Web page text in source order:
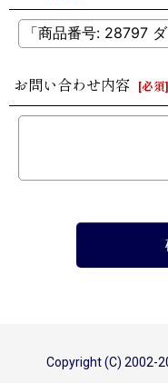
お問い合わせ内容 [必須]
Copyright (C) 2002-